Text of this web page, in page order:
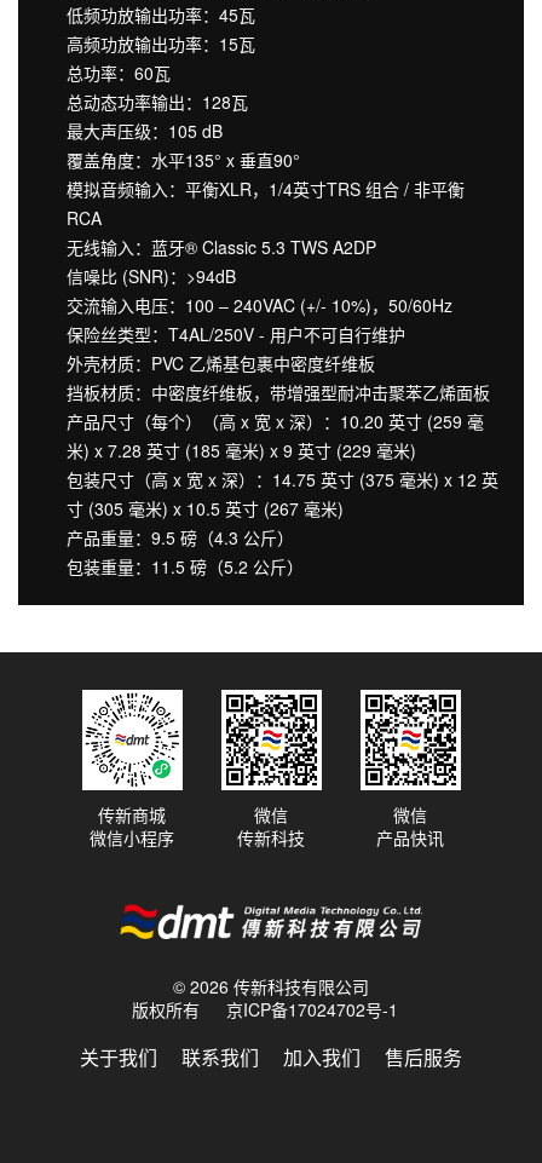
低频功放输出功率：45瓦
高频功放输出功率：15瓦
总功率：60瓦
总动态功率输出：128瓦
最大声压级：105 dB
覆盖角度：水平135° x 垂直90°
模拟音频输入：平衡XLR，1/4英寸TRS 组合 / 非平衡
RCA
无线输入：蓝牙® Classic 5.3 TWS A2DP
信噪比 (SNR)：>94dB
交流输入电压：100 – 240VAC (+/- 10%)，50/60Hz
保险丝类型：T4AL/250V - 用户不可自行维护
外壳材质：PVC 乙烯基包裹中密度纤维板
挡板材质：中密度纤维板，带增强型耐冲击聚苯乙烯面板
产品尺寸（每个）（高 x 宽 x 深）：10.20 英寸 (259 毫
米) x 7.28 英寸 (185 毫米) x 9 英寸 (229 毫米)
包装尺寸（高 x 宽 x 深）：14.75 英寸 (375 毫米) x 12 英
寸 (305 毫米) x 10.5 英寸 (267 毫米)
产品重量：9.5 磅（4.3 公斤）
包装重量：11.5 磅（5.2 公斤）
© 2026 传新科技有限公司
版权所有
京ICP备17024702号-1
关于我们 联系我们 加入我们 售后服务
传新商城
微信小程序
微信
传新科技
微信
产品快讯